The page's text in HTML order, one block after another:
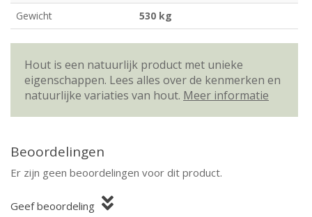
Gewicht
530 kg
Hout is een natuurlijk product met unieke
eigenschappen. Lees alles over de kenmerken en
natuurlijke variaties van hout. Meer informatie
Beoordelingen
Er zijn geen beoordelingen voor dit product.
Geef beoordeling